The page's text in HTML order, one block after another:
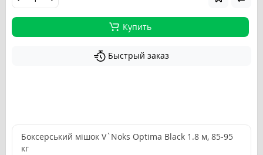
Купить
Быстрый заказ
Боксерський мішок V`Noks Optima Black 1.8 м, 85-95
кг